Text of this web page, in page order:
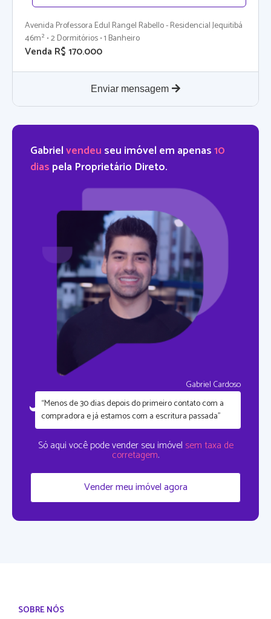
Avenida Professora Edul Rangel Rabello - Residencial Jequitibá
46m² • 2 Dormitórios • 1 Banheiro
Venda R$ 170.000
Enviar mensagem
Gabrielvendeu seu imóvel em apenas10
dias pela Proprietário Direto.
Gabriel Cardoso
“Menos de 30 dias depois do primeiro contato com a
compradora e já estamos com a escritura passada”
Só aqui você pode vender seu imóvel sem taxa de
corretagem.
Vender meu imóvel agora
SOBRE NÓS